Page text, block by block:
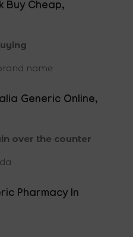
Buy Cheap,
name
Generic Online,
over the counter
Pharmacy In